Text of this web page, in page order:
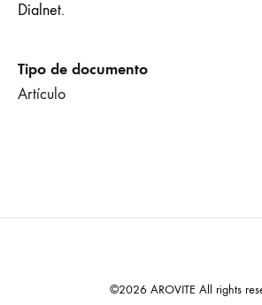
Dialnet.
Tipo de documento
Artículo
©2026 AROVITE All rights